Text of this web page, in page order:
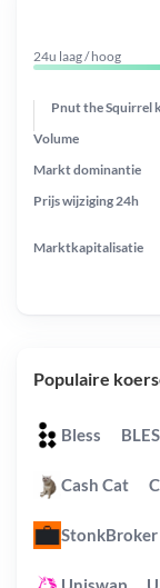
24u laag / hoog
Pnut the Squirrel
Prijs wijziging 24h
Markt dominantie
Marktkapitalisatie
Volume
Populaire
Bless
Cash Cat
StonkBroker